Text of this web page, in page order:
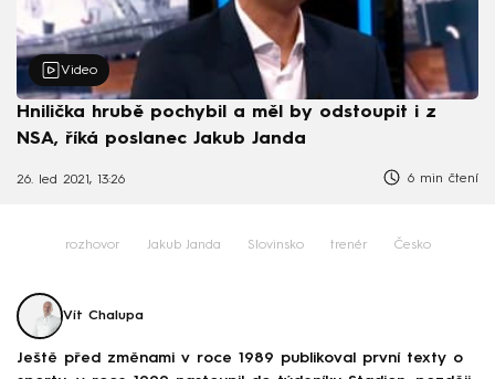
Video
Hnilička hrubě pochybil a měl by odstoupit i z
NSA, říká poslanec Jakub Janda
26. led 2021, 13:26 6 min čtení
rozhovor Jakub Janda Slovinsko trenér Česko
Vít Chalupa
Ještě před změnami v roce 1989 publikoval první texty o